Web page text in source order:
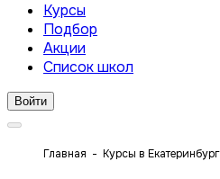
Курсы
Подбор
Акции
Список школ
Войти
Главная Курсы в